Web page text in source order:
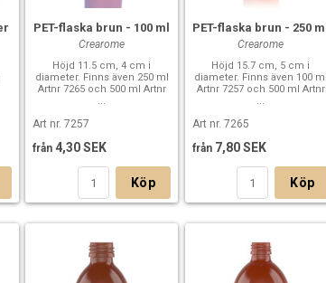
PET-flaska brun - 100 ml
Crearome
Höjd 11.5 cm, 4 cm i
diameter. Finns även 250 ml
Artnr 7265 och 500 ml Artnr
...
Art nr. 7257
från 4,30 SEK
Köp
PET-flaska brun - 250 ml
Crearome
Höjd 15.7 cm, 5 cm i
diameter. Finns även 100 ml
Artnr 7257 och 500 ml Artnr
...
Art nr. 7265
från7,80 SEK
Köp